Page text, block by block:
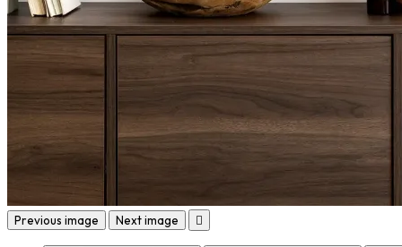
Previous image Next image 